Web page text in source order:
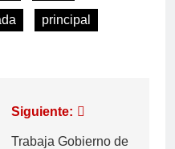
principal
Siguiente:
Trabaja Gobierno de